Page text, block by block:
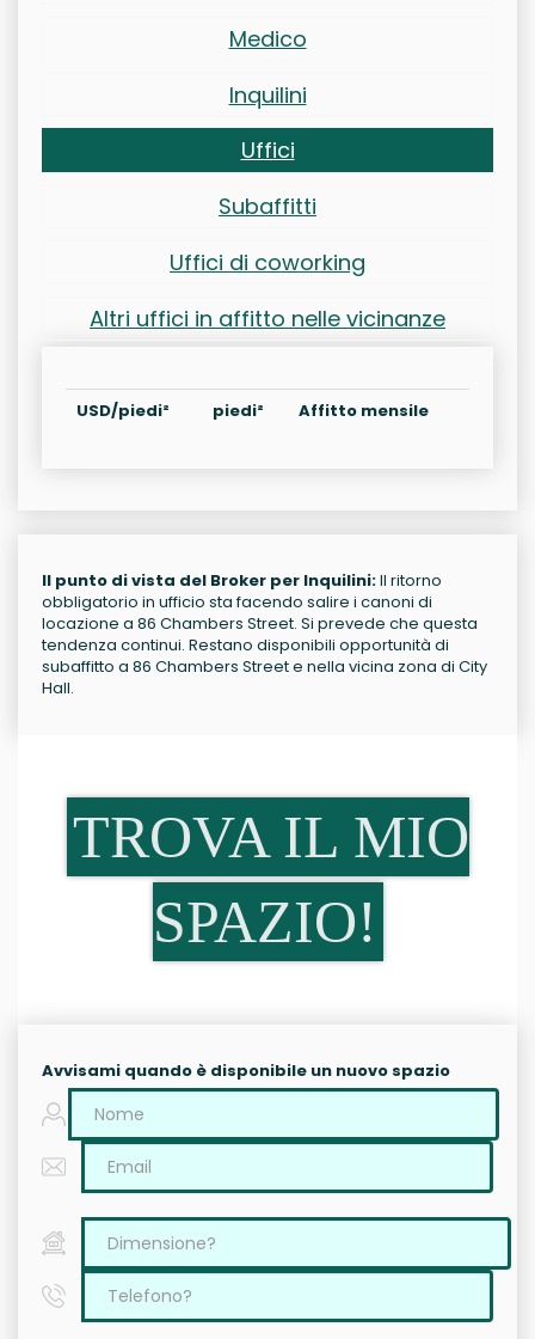
Medico
Inquilini
Uffici
Subaffitti
Uffici di coworking
Altri uffici in affitto nelle vicinanze
USD/piedi² piedi² Affitto mensile
Il punto di vista del Broker per Inquilini:Il ritorno
obbligatorio in ufficio sta facendo salire i canoni di
locazione a 86 Chambers Street. Si prevede che questa
tendenza continui. Restano disponibili opportunità di
subaffitto a 86 Chambers Street e nella vicina zona di City
Hall.
TROVA IL MIO
SPAZIO!
Avvisami quando è disponibile un nuovo spazio